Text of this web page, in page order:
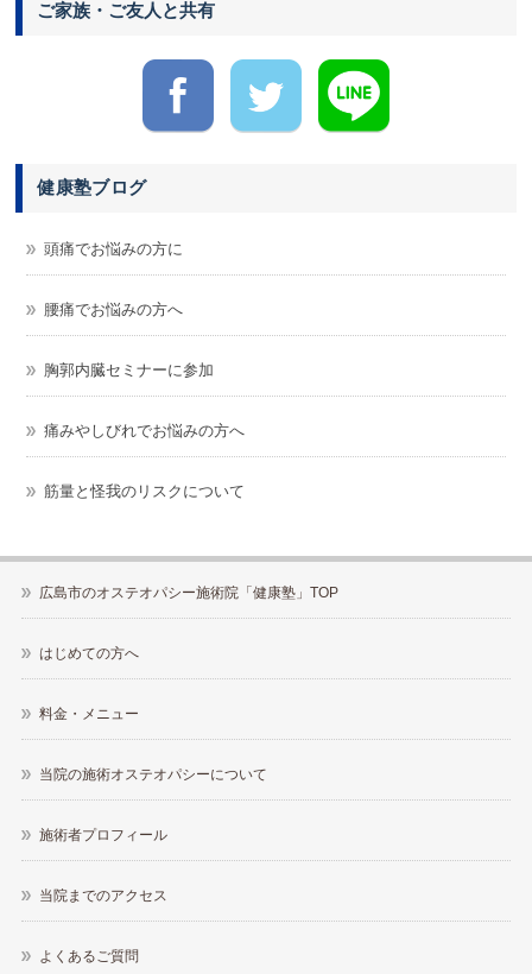
ご家族・ご友人と共有
健康塾ブログ
頭痛でお悩みの方に
腰痛でお悩みの方へ
胸郭内臓セミナーに参加
痛みやしびれでお悩みの方へ
筋量と怪我のリスクについて
広島市のオステオパシー施術院「健康塾」TOP
はじめての方へ
料金・メニュー
当院の施術オステオパシーについて
施術者プロフィール
当院までのアクセス
よくあるご質問